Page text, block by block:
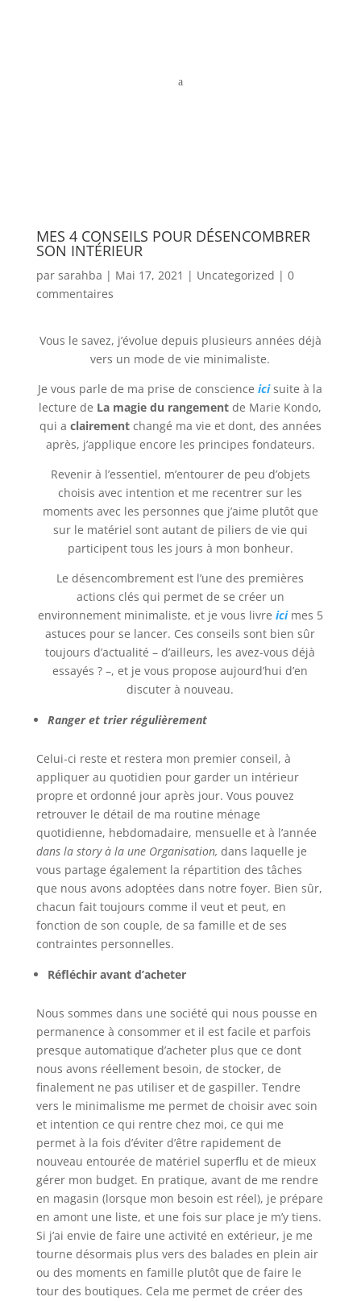
a
MES 4 CONSEILS POUR DÉSENCOMBRER
SON INTÉRIEUR
par sarahba | Mai 17, 2021 | Uncategorized | 0
commentaires
Vous le savez, j’évolue depuis plusieurs années déjà
vers un mode de vie minimaliste.
Je vous parle de ma prise de conscienceicisuite à la
lecture de La magie du rangement de Marie Kondo,
qui a clairementchangé ma vie et dont, des années
après, j’applique encore les principes fondateurs.
Revenir à l’essentiel, m’entourer de peu d’objets
choisis avec intention et me recentrer sur les
moments avec les personnes que j’aime plutôt que
sur le matériel sont autant de piliers de vie qui
participent tous les jours à mon bonheur.
Le désencombrement est l’une des premières
actions clés qui permet de se créer un
environnement minimaliste, et je vous livre icimes 5
astuces pour se lancer. Ces conseils sont bien sûr
toujours d’actualité – d’ailleurs, les avez-vous déjà
essayés ? –, et je vous propose aujourd’hui d’en
discuter à nouveau.
Ranger et trier régulièrement
Celui-ci reste et restera mon premier conseil, à
appliquer au quotidien pour garder un intérieur
propre et ordonné jour après jour. Vous pouvez
retrouver le détail de ma routine ménage
quotidienne, hebdomadaire, mensuelle et à l’année
dans la story à la une Organisation, dans laquelle je
vous partage également la répartition des tâches
que nous avons adoptées dans notre foyer. Bien sûr,
chacun fait toujours comme il veut et peut, en
fonction de son couple, de sa famille et de ses
contraintes personnelles.
Réfléchir avant d’acheter
Nous sommes dans une société qui nous pousse en
permanence à consommer et il est facile et parfois
presque automatique d’acheter plus que ce dont
nous avons réellement besoin, de stocker, de
finalement ne pas utiliser et de gaspiller. Tendre
vers le minimalisme me permet de choisir avec soin
et intention ce qui rentre chez moi, ce qui me
permet à la fois d’éviter d’être rapidement de
nouveau entourée de matériel superflu et de mieux
gérer mon budget. En pratique, avant de me rendre
en magasin (lorsque mon besoin est réel), je prépare
en amont une liste, et une fois sur place je m’y tiens.
Si j’ai envie de faire une activité en extérieur, je me
tourne désormais plus vers des balades en plein air
ou des moments en famille plutôt que de faire le
tour des boutiques. Cela me permet de créer des